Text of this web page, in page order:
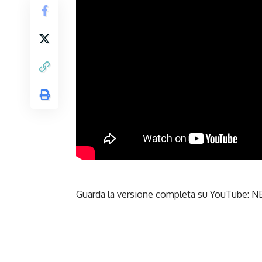
Guarda la versione completa su YouTube: